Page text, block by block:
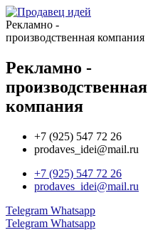
Рекламно -
производственная компания
Рекламно -
производственная
компания
+7 (925) 547 72 26
prodaves_idei@mail.ru
+7 (925) 547 72 26
prodaves_idei@mail.ru
Telegram Whatsapp
Telegram Whatsapp